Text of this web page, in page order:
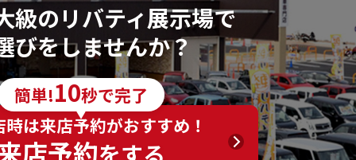
級のリバティ展示場で
びをしませんか？
簡単!10秒で完了
は来店予約がおすすめ！
店予約